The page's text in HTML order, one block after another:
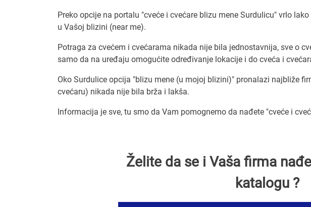
Preko opcije na portalu "cveće i cvećare blizu mene Surdulicu" vrlo
u Vašoj blizini (near me).
Potraga za cvećem i cvećarama nikada nije bila jednostavnija, sve o
samo da na uređaju omogućite određivanje lokacije i do cveća i
Oko Surdulice opcija "blizu mene (u mojoj blizini)" pronalazi najbliže
cvećaru) nikada nije bila brža i lakša.
Informacija je sve, tu smo da Vam pomognemo da nađete "cveće i
Želite da se i Vaša firma
katalogu ?